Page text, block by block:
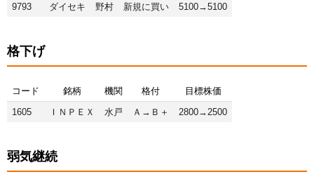
9793
ダイセキ 野村 新規に買い 5100→5100
格下げ
コード 銘柄 機関 格付
目標株価
1605
ＩＮＰＥＸ 水戸 Ａ→Ｂ＋ 2800→2500
弱気継続